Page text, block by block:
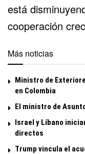
está
cooperación
Más noticias
Ministro de
en Colombia
El ministro de
Israel y Líbano
directos
Trump vincula el